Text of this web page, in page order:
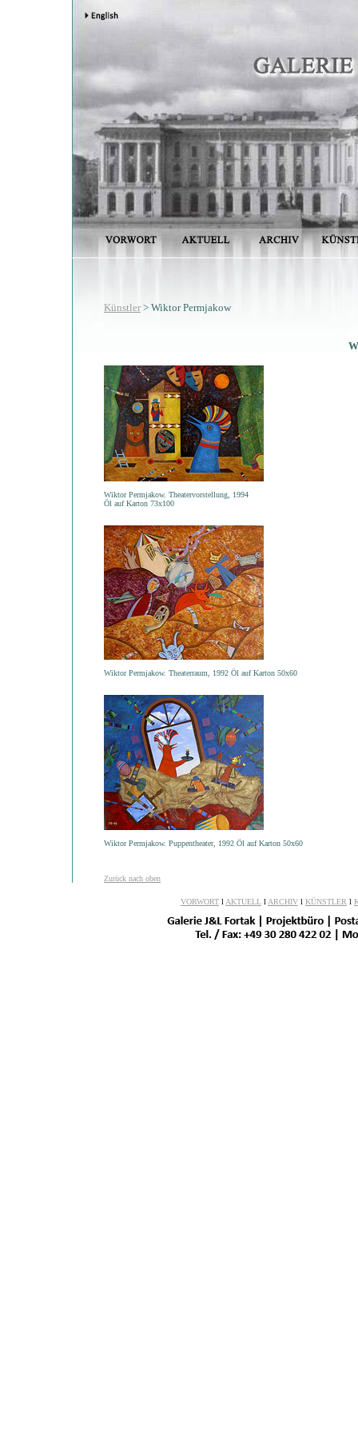
Künstler > Wiktor Permjakow
Wiktor Permjakow. Theatervorstellung, 1994
Öl auf Karton 73x100
Wiktor Permjakow. Theaterraum, 1992 Öl auf Karton 50x60
Wiktor Permjakow. Puppentheater, 1992 Öl auf Karton 50x60
Zurück nach oben
VORWORT l AKTUELL l ARCHIV l KÜNSTLER l